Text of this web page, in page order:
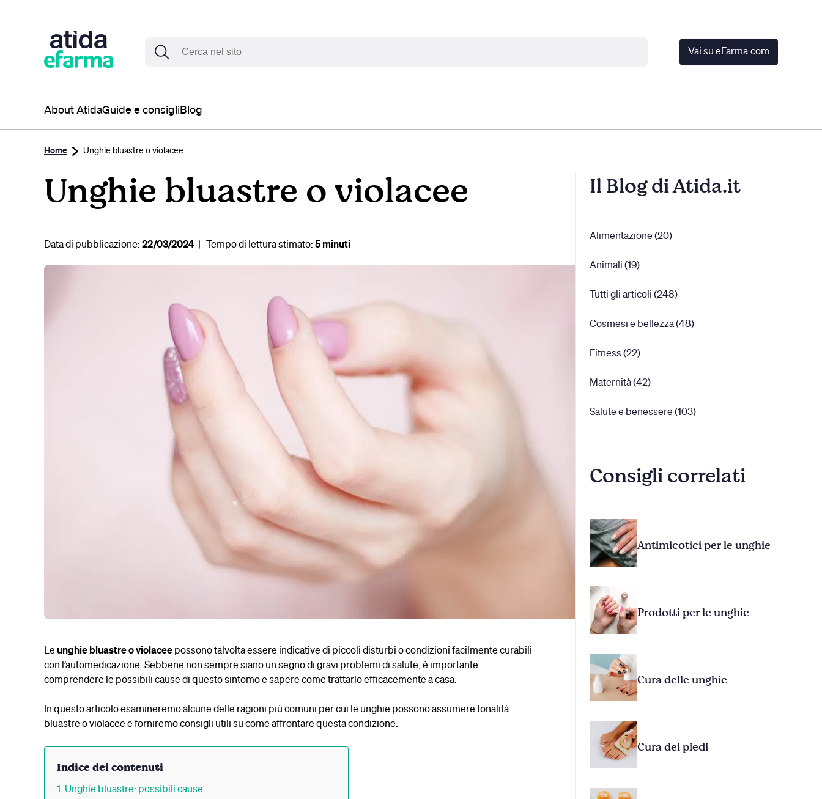
Vai su eFarma.com
About AtidaGuide e consigli Blog
Home Unghie bluastre o violacee
Unghie bluastre o violacee
Data di pubblicazione: 22/03/2024 Tempo di lettura stimato: 5 minuti
Le unghie bluastre o violacee possono talvolta essere indicative di piccoli disturbi o condizioni facilmente curabili
con l’automedicazione. Sebbene non sempre siano un segno di gravi problemi di salute, è importante
comprendere le possibili cause di questo sintomo e sapere come trattarlo efficacemente a casa.
In questo articolo esamineremo alcune delle ragioni più comuni per cui le unghie possono assumere tonalità
bluastre o violacee e forniremo consigli utili su come affrontare questa condizione.
Indice dei contenuti
Unghie bluastre: possibili cause
Il Blog di Atida.it
Alimentazione (20)
Animali (19)
Tutti gli articoli (248)
Cosmesi e bellezza (48)
Fitness (22)
Maternità (42)
Salute e benessere (103)
Consigli correlati
Antimicotici per le unghie
Prodotti per le unghie
Cura delle unghie
Cura dei piedi